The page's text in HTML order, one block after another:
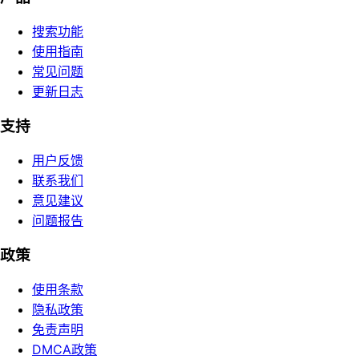
搜索功能
使用指南
常见问题
更新日志
支持
用户反馈
联系我们
意见建议
问题报告
政策
使用条款
隐私政策
免责声明
DMCA政策